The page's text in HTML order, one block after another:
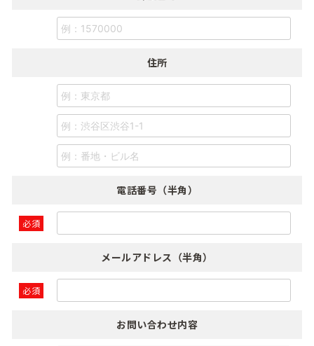
住所
電話番号（半角）
必須
メールアドレス（半角）
必須
お問い合わせ内容